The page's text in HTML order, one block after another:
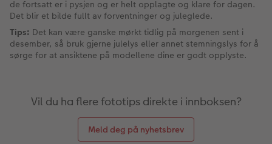
de fortsatt er i pysjen og er helt opplagte og klare for dagen.
Det blir et bilde fullt av forventninger og juleglede.
Tips: Det kan være ganske mørkt tidlig på morgenen sent i
desember, så bruk gjerne julelys eller annet stemningslys for å
sørge for at ansiktene på modellene dine er godt opplyste.
Vil du ha flere fototips direkte i innboksen?
Meld deg på nyhetsbrev